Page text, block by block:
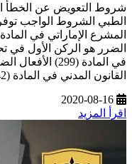
شروط التعويض عن
الطبي الشروط الواجب
الضرر هو الركن الأول في
في المادة
القانون المدني في المادة (42) بالقاعدة […]
2020-08-16
اقرأ المزيد